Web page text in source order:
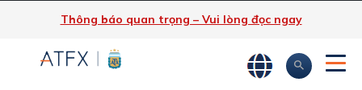
Thông báo quan trọng – Vui lòng đọc ngay
Tin tức thị trường & Thông tin chi